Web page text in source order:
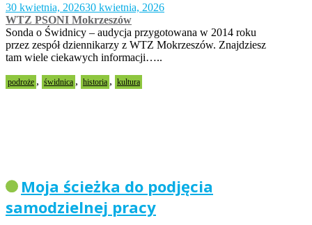
30 kwietnia, 202630 kwietnia, 2026
WTZ PSONI Mokrzeszów
Sonda o Świdnicy – audycja przygotowana w 2014 roku
przez zespół dziennikarzy z WTZ Mokrzeszów. Znajdziesz
tam wiele ciekawych informacji…..
podroże , świdnica , historia , kultura
Moja ścieżka do podjęcia
samodzielnej pracy